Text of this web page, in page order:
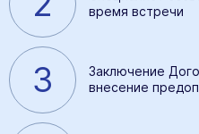
время встречи
3
Заключение
внесение